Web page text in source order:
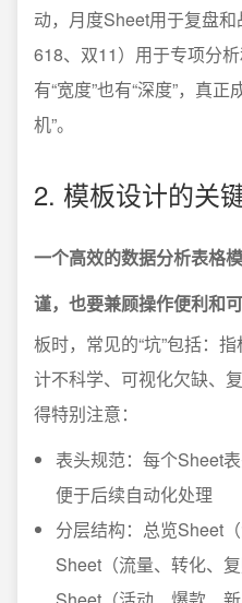
动，月度Sheet用于复盘
618、双11）用于专项分
有“宽度”也有“深度”，真
机”。
2. 模板设计的关
一个高效的数据分析表格
谨，也要兼顾操作便利和可
板时，常见的“坑”包括：
计不科学、可视化欠缺、
得特别注意：
表头规范：每个Sheet
便于后续自动化处理
分层结构：总览Sheet
Sheet（流量、转化、